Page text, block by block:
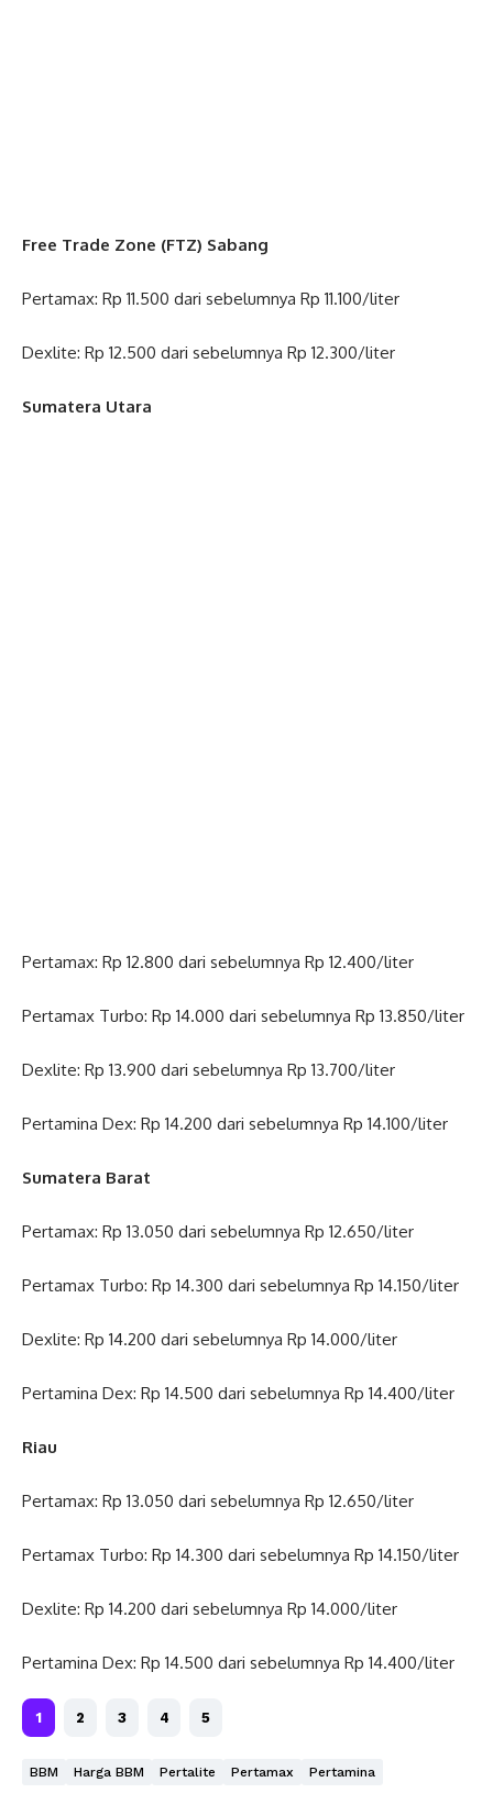
Free Trade Zone (FTZ) Sabang
Pertamax: Rp 11.500 dari sebelumnya Rp 11.100/liter
Dexlite: Rp 12.500 dari sebelumnya Rp 12.300/liter
Sumatera Utara
Pertamax: Rp 12.800 dari sebelumnya Rp 12.400/liter
Pertamax Turbo: Rp 14.000 dari sebelumnya Rp 13.850/liter
Dexlite: Rp 13.900 dari sebelumnya Rp 13.700/liter
Pertamina Dex: Rp 14.200 dari sebelumnya Rp 14.100/liter
Sumatera Barat
Pertamax: Rp 13.050 dari sebelumnya Rp 12.650/liter
Pertamax Turbo: Rp 14.300 dari sebelumnya Rp 14.150/liter
Dexlite: Rp 14.200 dari sebelumnya Rp 14.000/liter
Pertamina Dex: Rp 14.500 dari sebelumnya Rp 14.400/liter
Riau
Pertamax: Rp 13.050 dari sebelumnya Rp 12.650/liter
Pertamax Turbo: Rp 14.300 dari sebelumnya Rp 14.150/liter
Dexlite: Rp 14.200 dari sebelumnya Rp 14.000/liter
Pertamina Dex: Rp 14.500 dari sebelumnya Rp 14.400/liter
1 2 3 4 5
BBM Harga BBM Pertalite Pertamax Pertamina